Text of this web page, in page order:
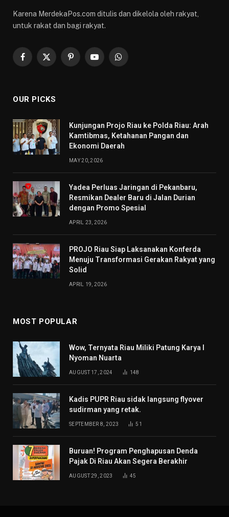
Karena MerdekaPos.com ditulis dan dikelola oleh rakyat,
untuk rakat dan bagi rakyat.
Facebook
X
PinterestYouTubeWhatsApp
OUR PICKS
Kunjungan Projo Riau ke Polda Riau: Arah
Kamtibmas, Ketahanan Pangan dan
Ekonomi Daerah
MAY 20, 2026
Yadea Perluas Jaringan di Pekanbaru,
Resmikan Dealer Baru di Jalan Durian
dengan Promo Spesial
APRIL 23, 2026
PROJO Riau Siap Laksanakan Konferda
Menuju Transformasi Gerakan Rakyat yang
Solid
APRIL 19, 2026
MOST POPULAR
Wow, Ternyata Riau Miliki Patung Karya I
Nyoman Nuarta
AUGUST 17, 2024 148
Kadis PUPR Riau sidak langsung flyover
sudirman yang retak.
SEPTEMBER 8, 2023 51
Buruan! Program Penghapusan Denda
Pajak Di Riau Akan Segera Berakhir
AUGUST 29, 2023 45